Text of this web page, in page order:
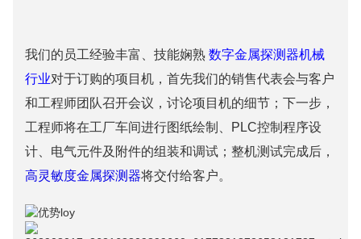
我们的员工经验丰富、技能娴熟 数字金属探测器机械
行业对于订购的项目机，首先我们的销售代表会与客户
和工程师团队召开会议，讨论项目机的细节；下一步，
工程师将在工厂车间进行图纸绘制、PLC控制程序设
计、电气元件及附件的组装和调试；整机测试完成后，
高灵敏度金属探测器将交付给客户。